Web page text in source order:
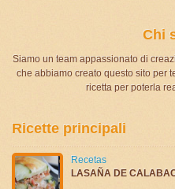
Chi
Siamo un team appassionato di
che abbiamo creato questo sito per
ricetta per poterla
Ricette principali
Recetas
LASAÑA DE